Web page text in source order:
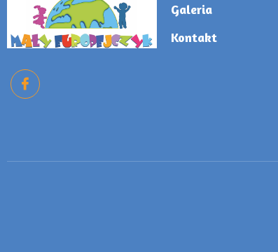
Galeria
Kontakt